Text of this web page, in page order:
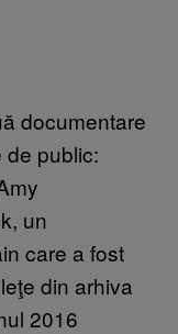
documentare
de public:
un
care a fost
din arhiva
2016